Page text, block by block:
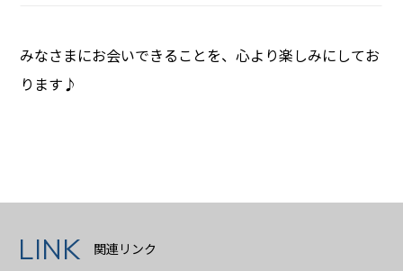
みなさまにお会いできることを、心より楽しみにしてお
ります♪
LINK 関連リンク